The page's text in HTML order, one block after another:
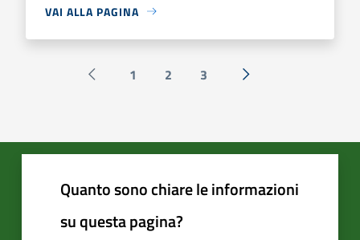
VAI ALLA PAGINA
Pagina precedente
1 2 3 Successiva »
Quanto sono chiare le informazioni
su questa pagina?